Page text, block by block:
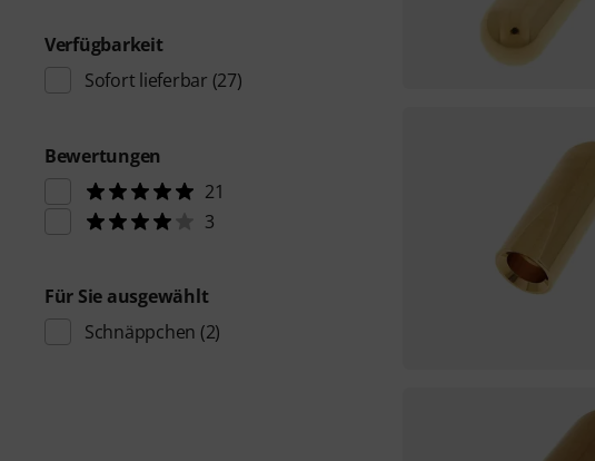
Verfügbarkeit
Sofort lieferbar (27)
Bewertungen
21
3
Für Sie ausgewählt
Schnäppchen (2)